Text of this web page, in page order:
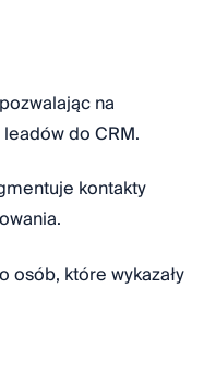
na
do CRM.
kontakty
które wykazały